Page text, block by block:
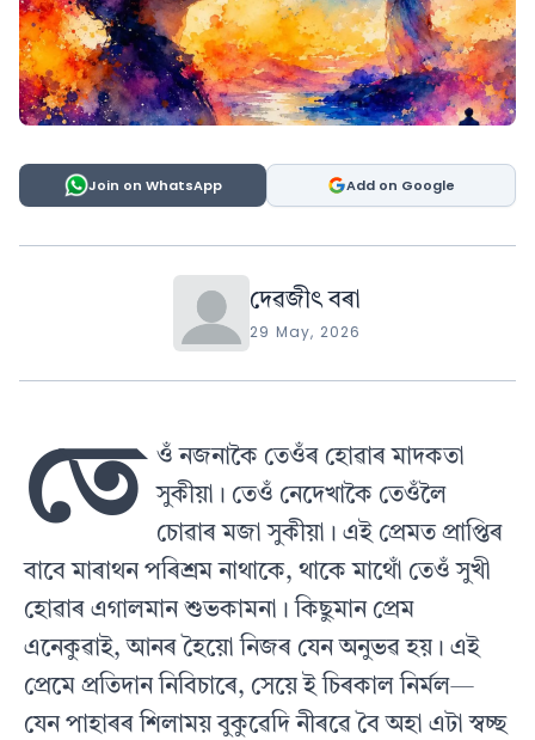
Join on WhatsApp Add on Google
দেৱজীৎ বৰা
29 May, 2026
তে
ওঁ নজনাকৈ তেওঁৰ হোৱাৰ মাদকতা
সুকীয়া। তেওঁ নেদেখাকৈ তেওঁলৈ
চোৱাৰ মজা সুকীয়া। এই প্ৰেমত প্ৰাপ্তিৰ
বাবে মাৰাথন পৰিশ্ৰম নাথাকে, থাকে মাথোঁ তেওঁ সুখী
হোৱাৰ এগালমান শুভকামনা। কিছুমান প্ৰেম
এনেকুৱাই, আনৰ হৈয়ো নিজৰ যেন অনুভৱ হয়। এই
প্ৰেমে প্ৰতিদান নিবিচাৰে, সেয়ে ই চিৰকাল নিৰ্মল—
যেন পাহাৰৰ শিলাময় বুকুৱেদি নীৰৱে বৈ অহা এটা স্বচ্ছ